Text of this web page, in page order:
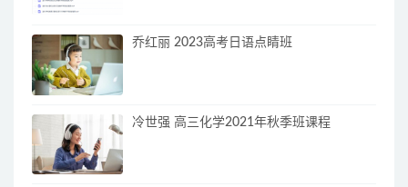
乔红丽 2023高考日语点睛班
冷世强 高三化学2021年秋季班课程